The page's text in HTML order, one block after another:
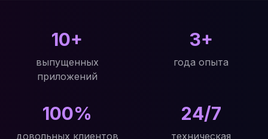
10+
выпущенных
приложений
3+
года опыта
100%
довольных клиентов
24/7
техническая